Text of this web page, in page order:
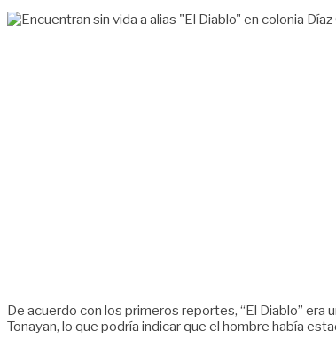
De acuerdo con los primeros reportes, “El Diablo” era
Tonayan, lo que podría indicar que el hombre había